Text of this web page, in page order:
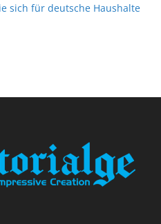
sich für deutsche Haushalte